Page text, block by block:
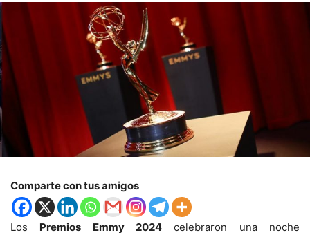
Comparte con tus amigos
Los Premios Emmy 2024 celebraron una noche